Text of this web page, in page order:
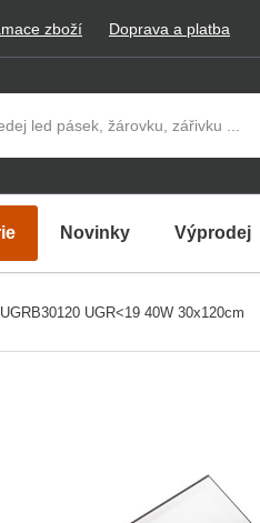
zboží Doprava a platba
Novinky Výprodej
UGR<19 40W 30x120cm